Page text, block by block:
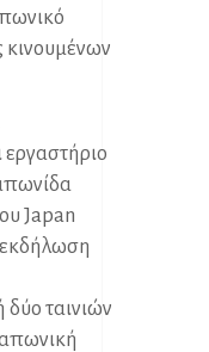
εργαστήριο
Japan
ταινιών